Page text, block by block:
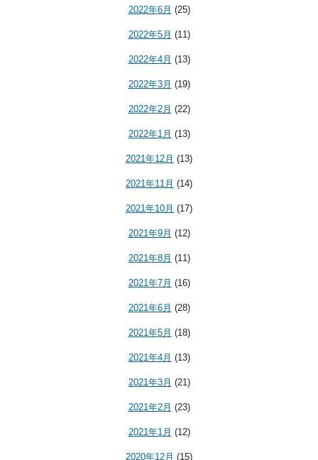
2022年6月 (25)
2022年5月 (11)
2022年4月 (13)
2022年3月 (19)
2022年2月 (22)
2022年1月 (13)
2021年12月 (13)
2021年11月 (14)
2021年10月 (17)
2021年9月 (12)
2021年8月 (11)
2021年7月 (16)
2021年6月 (28)
2021年5月 (18)
2021年4月 (13)
2021年3月 (21)
2021年2月 (23)
2021年1月 (12)
2020年12月 (15)